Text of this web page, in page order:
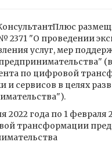
№ 2371 "О проведении
услуг, мер
по цифровой
и сервисов в целях
2022 года по 1
трансформации